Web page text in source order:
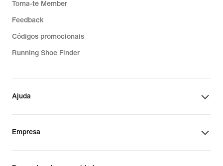
Torna-te Member
Feedback
Códigos promocionais
Running Shoe Finder
Ajuda
Empresa